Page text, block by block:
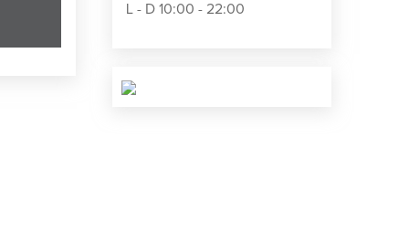
L - D 10:00 - 22:00